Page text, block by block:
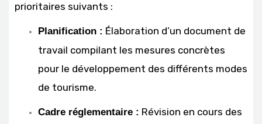
prioritaires suivants :
Planification : Élaboration d’un document de
travail compilant les mesures concrètes
pour le développement des différents modes
de tourisme.
Cadre réglementaire : Révision en cours des